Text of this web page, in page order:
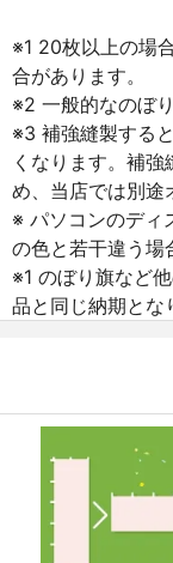
※1 20枚以上の場
合があります。
※2 一般的なのぼ
※3 補強縫製する
くなります。補
め、当店では別途
※ パソコンのディ
の色と若干違う場
※1 のぼり旗など
品と同じ納期とな